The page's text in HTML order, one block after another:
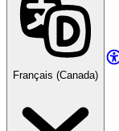
Français (Canada)